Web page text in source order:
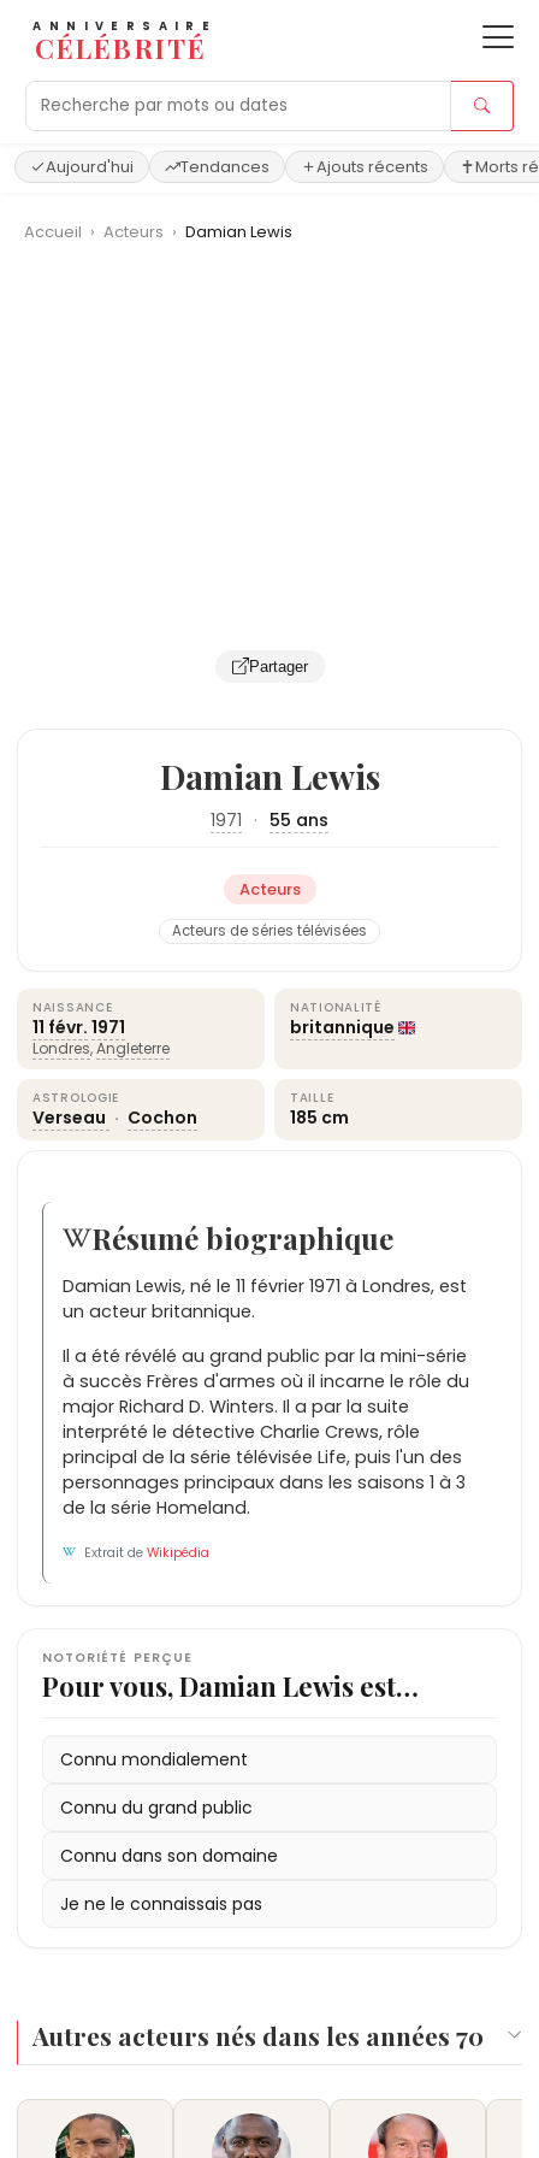
ANNIVERSAIRE
CÉLÉBRITÉ
Aujourd'hui Tendances Ajouts récents Morts
Accueil › Acteurs › Damian Lewis
Partager
Damian Lewis
1971 · 55 ans
Acteurs
Acteurs de séries télévisées
NAISSANCE
11 févr. 1971
Londres,Angleterre
NATIONALITÉ
britannique
ASTROLOGIE
Verseau · Cochon
TAILLE
185 cm
Résumé biographique
Damian Lewis, né le 11 février 1971 à Londres, est
un acteur britannique.
Il a été révélé au grand public par la mini-série
à succès Frères d'armes où il incarne le rôle du
major Richard D. Winters. Il a par la suite
interprété le détective Charlie Crews, rôle
principal de la série télévisée Life, puis l'un des
personnages principaux dans les saisons 1 à 3
de la série Homeland.
Extrait deWikipédia
NOTORIÉTÉ PERÇUE
Pour vous, Damian Lewis est…
Connu mondialement
Connu du grand public
Connu dans son domaine
Je ne le connaissais pas
Autres acteurs nés dans les années 70